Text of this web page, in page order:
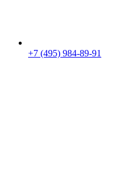
+7 (495) 984-89-91